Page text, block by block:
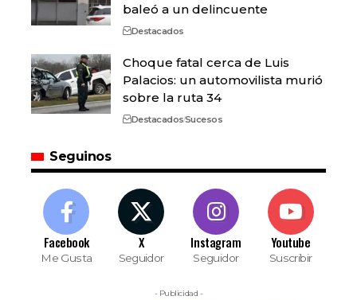
baleó a un delincuente
Destacados
Choque fatal cerca de Luis
Palacios: un automovilista murió
sobre la ruta 34
DestacadosSucesos
Seguinos
Facebook
Me Gusta
X
Seguidor
Instagram
Seguidor
Youtube
Suscribir
- Publicidad -